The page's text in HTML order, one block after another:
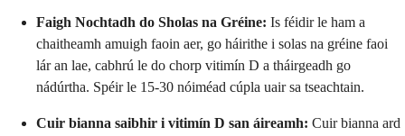
Faigh Nochtadh do Sholas na Gréine: Is féidir le ham a
chaitheamh amuigh faoin aer, go háirithe i solas na gréine faoi
lár an lae, cabhrú le do chorp vitimín D a tháirgeadh go
nádúrtha. Spéir le 15-30 nóiméad cúpla uair sa tseachtain.
Cuir bianna saibhir i vitimín D san áireamh: Cuir bianna ard